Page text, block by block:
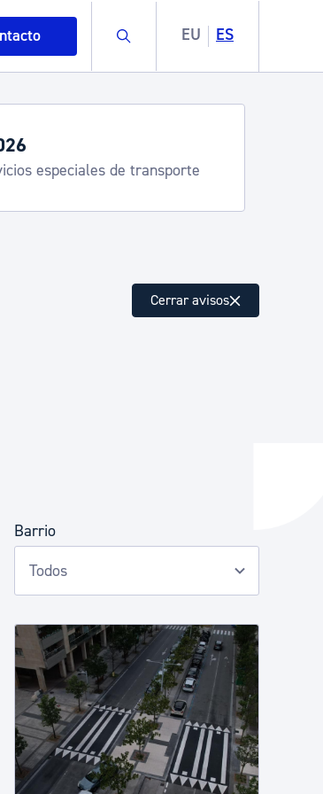
Buscar EU ES
verano
Kultura, San Telmo,
Cerrar avisos
Barrio